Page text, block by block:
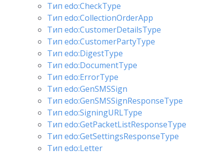
Тип edo:CheckType
Тип edo:CollectionOrderApp
Тип edo:CustomerDetailsType
Тип edo:CustomerPartyType
Тип edo:DigestType
Тип edo:DocumentType
Тип edo:ErrorType
Тип edo:GenSMSSign
Тип edo:GenSMSSignResponseType
Тип edo:SigningURLType
Тип edo:GetPacketListResponseType
Тип edo:GetSettingsResponseType
Тип edo:Letter